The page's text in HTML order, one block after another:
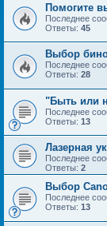
Помогите
Последнее
Ответы: 45
Выбор
Последнее
Ответы: 28
"Быть или
Последнее
Ответы: 13
Лазерная
Последнее
Ответы: 2
Выбор
Последнее
Ответы: 13